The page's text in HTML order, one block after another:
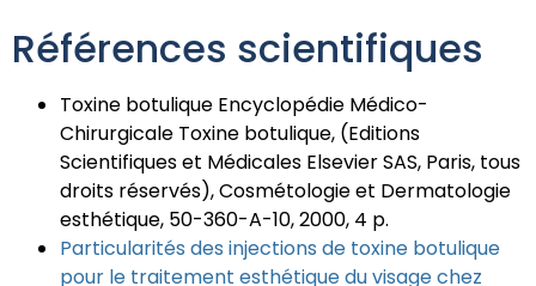
Références scientifiques
Toxine botulique Encyclopédie Médico-
Chirurgicale Toxine botulique, (Editions
Scientifiques et Médicales Elsevier SAS, Paris, tous
droits réservés), Cosmétologie et Dermatologie
esthétique, 50-360-A-10, 2000, 4 p.
Particularités des injections de toxine botulique
pour le traitement esthétique du visage chez